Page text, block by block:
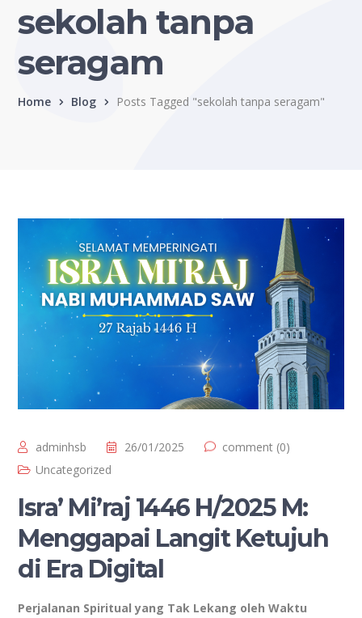
sekolah tanpa
seragam
Home Blog Posts Tagged "sekolah tanpa seragam"
adminhsb 26/01/2025
comment (0)
Uncategorized
Isra’ Mi’raj 1446 H/2025 M:
Menggapai Langit Ketujuh
di Era Digital
Perjalanan Spiritual yang Tak Lekang oleh Waktu